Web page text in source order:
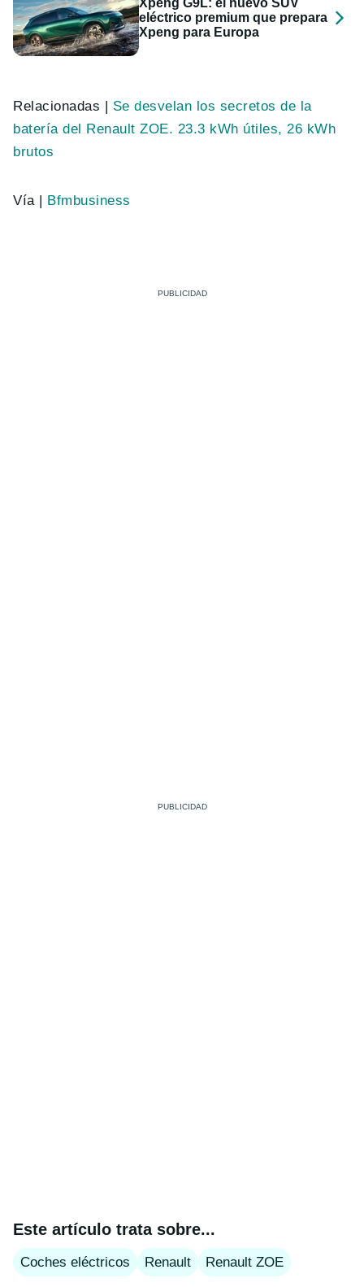
Xpeng G9L: el nuevo SUV
eléctrico premium que prepara
Xpeng para Europa
Relacionadas | Se desvelan los secretos de la
batería del Renault ZOE. 23.3 kWh útiles, 26 kWh
brutos
Vía | Bfmbusiness
Este artículo trata sobre...
Coches eléctricos Renault Renault ZOE